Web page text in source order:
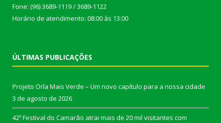
Fone: (96) 3689-1119 / 3689-1122
Horário de atendimento: 08:00 às 13:00
ÚLTIMAS PUBLICAÇÕES
Projeto Orla Mais Verde – Um novo capítulo para a nossa cidade
3 de agosto de 2026
42º Festival do Camarão atrai mais de 20 mil visitantes com